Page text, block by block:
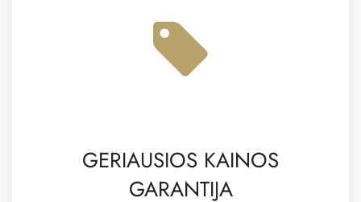
GERIAUSIOS KAINOS
GARANTIJA